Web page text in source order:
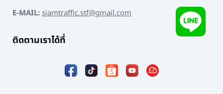
E-MAIL:siamtraffic.stf@gmail.com
ติดตามเราได้ที่